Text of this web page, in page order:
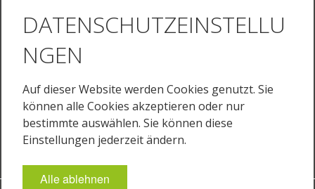
Ihr Weg zu uns
Sprache
English
English (US)
Français
DATENSCHUTZEINSTELLU
NGEN
Auf dieser Website werden Cookies genutzt. Sie
können alle Cookies akzeptieren oder nur
bestimmte auswählen. Sie können diese
Einstellungen jederzeit ändern.
Alle ablehnen